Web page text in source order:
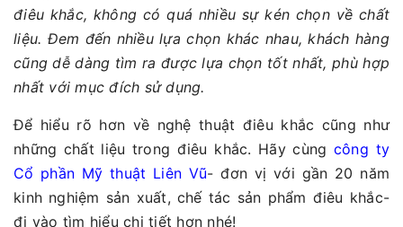
điêu khắc, không có quá nhiều sự kén chọn về chất
liệu. Đem đến nhiều lựa chọn khác nhau, khách hàng
cũng dễ dàng tìm ra được lựa chọn tốt nhất, phù hợp
nhất với mục đích sử dụng.
Để hiểu rõ hơn về nghệ thuật điêu khắc cũng như
những chất liệu trong điêu khắc. Hãy cùng công ty
Cổ phần Mỹ thuật Liên Vũ- đơn vị với gần 20 năm
kinh nghiệm sản xuất, chế tác sản phẩm điêu khắc-
đi vào tìm hiểu chi tiết hơn nhé!